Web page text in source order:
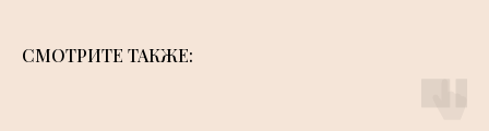
СМОТРИТЕ ТАКЖЕ: